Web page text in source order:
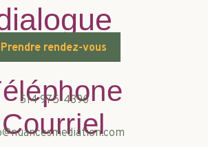
Prendre rendez-vous
514 975-4396
Courriel